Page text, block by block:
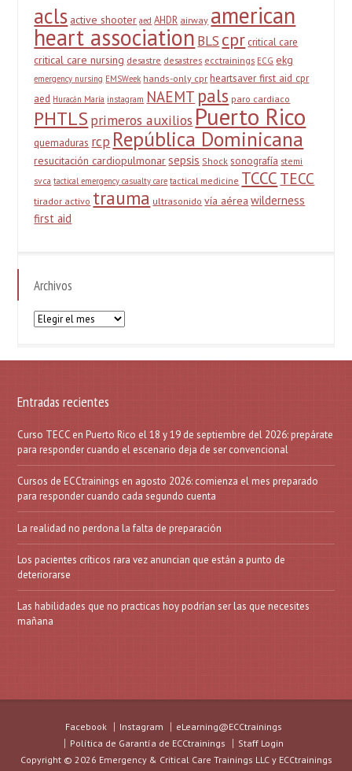
acls active shooter aed AHDR airway american
heart association BLS cpr critical care
critical care nursing desastre desastres ecctrainings ECG ekg
emergency nursing EMSWeek hands-only cpr heartsaver first aid cpr
aed Huracán María instagram NAEMT pals paro cardiaco
PHTLS primeros auxilios Puerto Rico
quemaduras rcp República Dominicana
resucitación cardiopulmonarsepsis Shock sonografía stemi
svca tactical emergency casualty care tactical medicine TCCC TECC
tirador activo trauma ultrasonido vía aérea wilderness
first aid
Archivos
Archivos
Entradas recientes
Curso TECC en Puerto Rico el 18 y 19 de septiembre del 2026: prepárate
para responder cuando el escenario deja de ser convencional
Cursos de ECCtrainings en agosto 2026: comienza el mes preparado
para responder cuando cada segundo cuenta
La realidad no perdona la falta de preparación
Los pacientes críticos rara vez anuncian que están a punto de
deteriorarse
Las habilidades que no practicas hoy podrían ser las que necesites
mañana
Facebook Instagram
eLearning@ECCtrainings
Política de Garantía de ECCtrainings
Staff Login
Copyright © 2026 Emergency & Critical Care Trainings LLC y ECCtrainings